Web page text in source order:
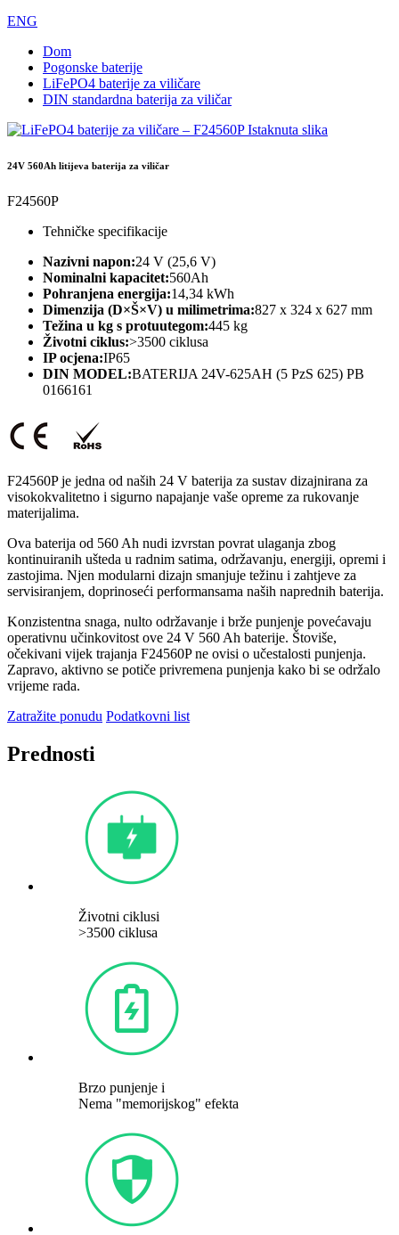
ENG
Dom
Pogonske baterije
LiFePO4 baterije za viličare
DIN standardna baterija za viličar
24V 560Ah litijeva baterija za viličar
F24560P
Tehničke specifikacije
Nazivni napon:24 V (25,6 V)
Nominalni kapacitet:560Ah
Pohranjena energija:14,34 kWh
Dimenzija (D×Š×V) u milimetrima:827 x 324 x 627 mm
Težina u kg s protuutegom:445 kg
Životni ciklus:>3500 ciklusa
IP ocjena:IP65
DIN MODEL:BATERIJA 24V-625AH (5 PzS 625) PB
0166161
F24560P je jedna od naših 24 V baterija za sustav dizajnirana za
visokokvalitetno i sigurno napajanje vaše opreme za rukovanje
materijalima.
Ova baterija od 560 Ah nudi izvrstan povrat ulaganja zbog
kontinuiranih ušteda u radnim satima, održavanju, energiji, opremi i
zastojima. Njen modularni dizajn smanjuje težinu i zahtjeve za
servisiranjem, doprinoseći performansama naših naprednih baterija.
Konzistentna snaga, nulto održavanje i brže punjenje povećavaju
operativnu učinkovitost ove 24 V 560 Ah baterije. Štoviše,
očekivani vijek trajanja F24560P ne ovisi o učestalosti punjenja.
Zapravo, aktivno se potiče privremena punjenja kako bi se održalo
vrijeme rada.
Zatražite ponudu Podatkovni list
Prednosti
Životni ciklusi
>3500 ciklusa
Brzo punjenje i
Nema "memorijskog" efekta